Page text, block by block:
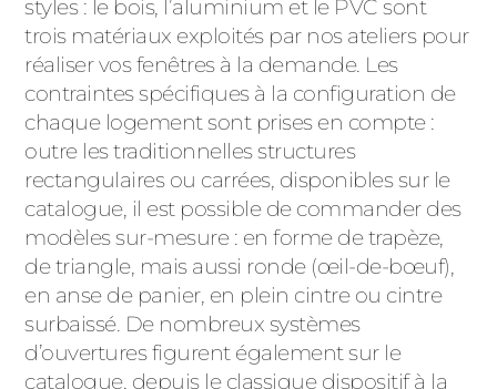
styles : le bois, l’aluminium et le PVC sont
trois matériaux exploités par nos ateliers pour
réaliser vos fenêtres à la demande. Les
contraintes spécifiques à la configuration de
chaque logement sont prises en compte :
outre les traditionnelles structures
rectangulaires ou carrées, disponibles sur le
catalogue, il est possible de commander des
modèles sur-mesure : en forme de trapèze,
de triangle, mais aussi ronde (œil-de-bœuf),
en anse de panier, en plein cintre ou cintre
surbaissé. De nombreux systèmes
d’ouvertures figurent également sur le
catalogue, depuis le classique dispositif à la